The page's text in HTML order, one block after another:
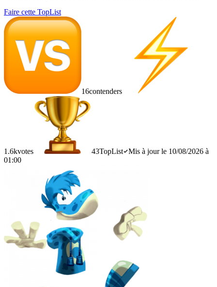
Faire cette TopList
16contenders
1.6kvotes 43TopList
Mis à jour le 10/08/2026 à
01:00